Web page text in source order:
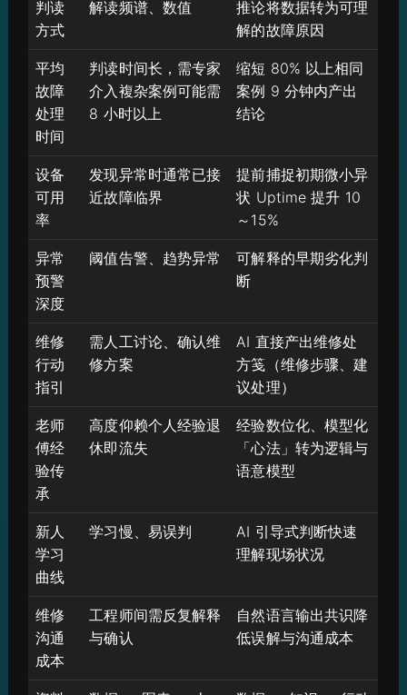
判读
方式
解读频谱、数值
推论将数据转为可理
解的故障原因
平均
故障
处理
时间
判读时间长，需专家
介入複杂案例可能需
8 小时以上
缩短 80% 以上相同
案例 9 分钟内产出
结论
设备
可用
率
发现异常时通常已接
近故障临界
提前捕捉初期微小异
状 Uptime 提升 10
～15%
异常
预警
深度
阈值告警、趋势异常
可解释的早期劣化判
断
维修
行动
指引
需人工讨论、确认维
修方案
AI 直接产出维修处
方笺（维修步骤、建
议处理）
老师
傅经
验传
承
高度仰赖个人经验退
休即流失
经验数位化、模型化
「心法」转为逻辑与
语意模型
新人
学习
曲线
学习慢、易误判
AI 引导式判断快速
理解现场状况
维修
沟通
成本
工程师间需反复解释
与确认
自然语言输出共识降
低误解与沟通成本